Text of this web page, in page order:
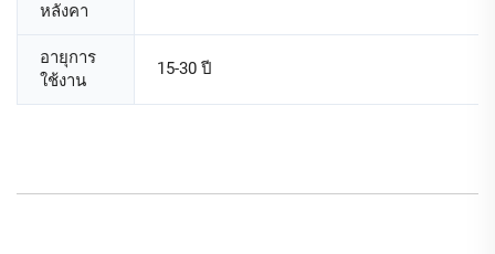
หลังคา
อายุการ
ใช้งาน
15-30 ปี